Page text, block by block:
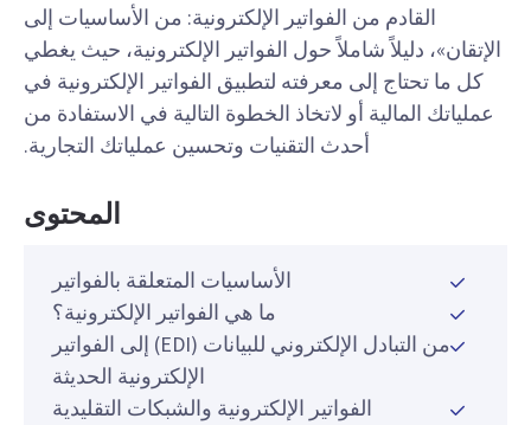
القادم من الفواتير الإلكترونية: من الأساسيات إلى
الإتقان»، دليلاً شاملاً حول الفواتير الإلكترونية، حيث يغطي
كل ما تحتاج إلى معرفته لتطبيق الفواتير الإلكترونية في
عملياتك المالية أو لاتخاذ الخطوة التالية في الاستفادة من
أحدث التقنيات وتحسين عملياتك التجارية.
المحتوى
الأساسيات المتعلقة بالفواتير
ما هي الفواتير الإلكترونية؟
من التبادل الإلكتروني للبيانات (EDI) إلى الفواتير
الإلكترونية الحديثة
الفواتير الإلكترونية والشبكات التقليدية